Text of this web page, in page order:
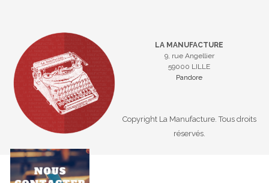
LA MANUFACTURE
9, rue Angellier
59000 LILLE
Pandore
Copyright La Manufacture. Tous droits
réservés.